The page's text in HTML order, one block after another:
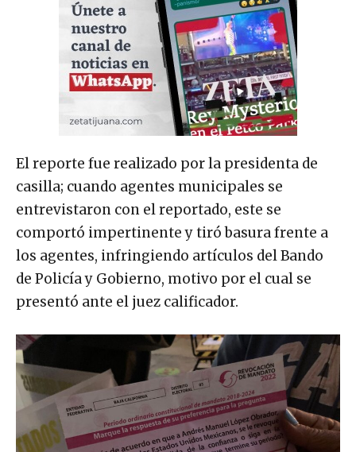
El reporte fue realizado por la presidenta de
casilla; cuando agentes municipales se
entrevistaron con el reportado, este se
comportó impertinente y tiró basura frente a
los agentes, infringiendo artículos del Bando
de Policía y Gobierno, motivo por el cual se
presentó ante el juez calificador.